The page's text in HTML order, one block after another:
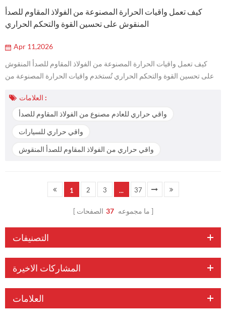
كيف تعمل واقيات الحرارة المصنوعة من الفولاذ المقاوم للصدأ
المنقوش على تحسين القوة والتحكم الحراري
Apr 11,2026
كيف تعمل واقيات الحرارة المصنوعة من الفولاذ المقاوم للصدأ المنقوش
على تحسين القوة والتحكم الحراري تُستخدم واقيات الحرارة المصنوعة من
لأنها لا تقتصر وظيفتها على تغطية المكونات الساخنة فحسب، بل إن تصميمها
المزخرف بشكل صحيح يُحسّن من صلابتها، ويدعم التحكم الحراري المستقر،
العلامات :
واقي حراري للعادم مصنوع من الفولاذ المقاوم للصدأ
واقي حراري للسيارات
واقي حراري من الفولاذ المقاوم للصدأ المنقوش
1 2 3 ... 37
ما مجموعه 37 الصفحات
التصنيفات
المشاركات الاخيرة
العلامات